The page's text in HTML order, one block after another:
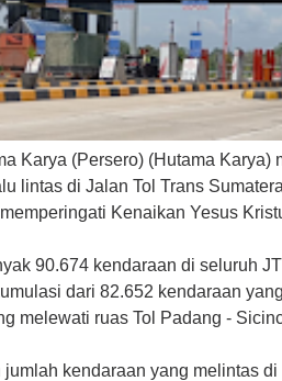
Karya (Persero) (Hutama
lintas di Jalan Tol Trans
Kenaikan Yesus
90.674 kendaraan di seluruh
dari 82.652 kendaraan
melewati ruas Tol Padang -
jumlah kendaraan yang melintas